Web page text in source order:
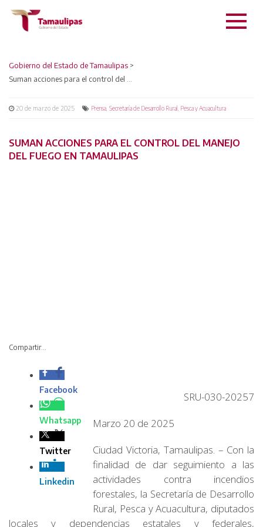
Gobierno del Estado de Tamaulipas >
20 de marzo de 2025 Prensa Secretaría de Desarrollo Rural, Pesca y Acuacultura
SUMAN ACCIONES PARA EL CONTROL DEL MANEJO
DEL FUEGO EN TAMAULIPAS
Compartir...
Facebook
Whatsapp
Twitter
Linkedin
SRU-030-20257
Marzo 20 de 2025
Ciudad Victoria, Tamaulipas. – Con la
finalidad de dar seguimiento a las
actividades contra incendios
forestales, la Secretaría de Desarrollo
Rural, Pesca y Acuacultura, diputados
locales y dependencias estatales y federales,